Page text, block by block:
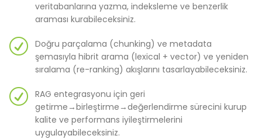
veritabanlarına yazma, indeksleme ve benzerlik
araması kurabileceksiniz.
Doğru parçalama (chunking) ve metadata
şemasıyla hibrit arama (lexical + vector) ve yeniden
sıralama (re-ranking) akışlarını tasarlayabileceksiniz.
RAG entegrasyonu için geri
getirme→birleştirme→değerlendirme sürecini kurup
kalite ve performans iyileştirmelerini
uygulayabileceksiniz.